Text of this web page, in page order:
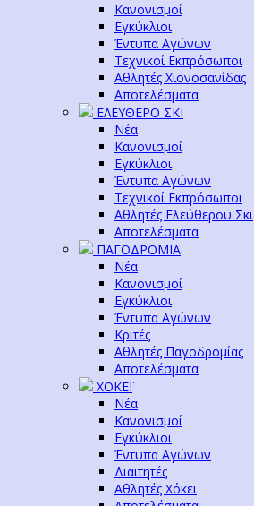
Κανονισμοί
Εγκύκλιοι
Έντυπα Αγώνων
Τεχνικοί Εκπρόσωποι
Αθλητές Χιονοσανίδας
Αποτελέσματα
ΕΛΕΥΘΕΡΟ ΣΚΙ
Νέα
Κανονισμοί
Εγκύκλιοι
Έντυπα Αγώνων
Τεχνικοί Εκπρόσωποι
Αθλητές Ελεύθερου Σκι
Αποτελέσματα
ΠΑΓΟΔΡΟΜΙΑ
Νέα
Κανονισμοί
Εγκύκλιοι
Έντυπα Αγώνων
Κριτές
Αθλητές Παγοδρομίας
Αποτελέσματα
ΧΟΚΕΪ
Νέα
Κανονισμοί
Εγκύκλιοι
Έντυπα Αγώνων
Διαιτητές
Αθλητές Χόκεϊ